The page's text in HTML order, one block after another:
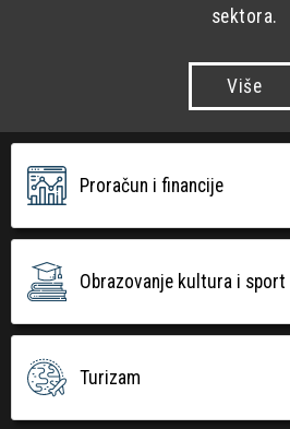
sektora.
Više
Proračun i financije
Obrazovanje kultura i sport
Turizam